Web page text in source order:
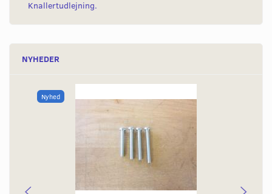
Knallertudlejning.
NYHEDER
Nyhed